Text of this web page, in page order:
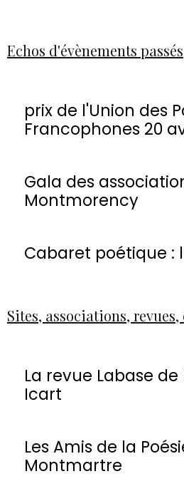
Echos d'évènements passés
prix de l'Union des
Francophones 20
Gala des
Montmorency
Cabaret poétique :
Sites, associations,
La revue Labase
Icart
Les Amis de la
Montmartre